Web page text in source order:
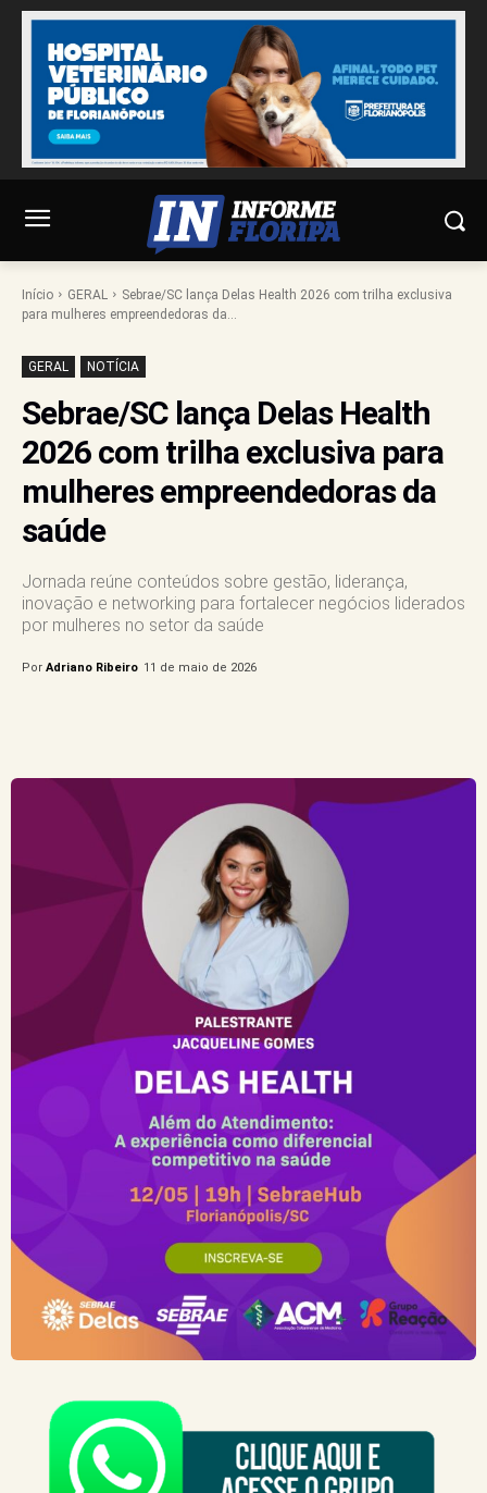
Início GERAL
Sebrae/SC lança Delas Health 2026 com trilha exclusiva
para mulheres empreendedoras da...
GERAL NOTÍCIA
Sebrae/SC lança Delas Health
2026 com trilha exclusiva para
mulheres empreendedoras da
saúde
Jornada reúne conteúdos sobre gestão, liderança,
inovação e networking para fortalecer negócios liderados
por mulheres no setor da saúde
Por Adriano Ribeiro 11 de maio de 2026